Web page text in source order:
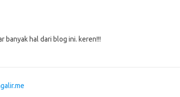
banyak hal dari blog ini. keren!!!